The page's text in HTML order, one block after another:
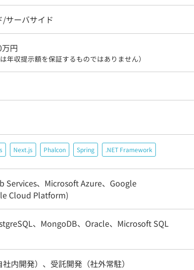
/サーバサイド
円
は年収提示額を保証するものではありません）
Next.js Phalcon Spring .NET Framework
Services、Microsoft Azure、Google
Cloud Platform)
、MongoDB、Oracle、Microsoft SQL
内開発）、受託開発（社外常駐）